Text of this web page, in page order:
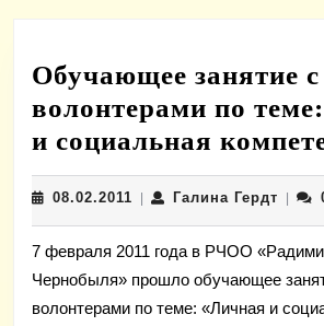
Обучающее занятие с
волонтерами по
и социальная
08.02.2011 08.02.2011Галина Гердт
7 февраля 2011 года в РЧОО
Чернобыля» прошло обучающее
волонтерами по теме: «Личная и